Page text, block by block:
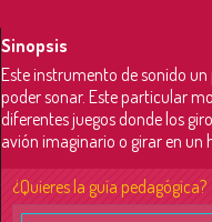
Sinopsis
Este instrumento de sonido
poder sonar. Este particular
diferentes juegos donde los
avión imaginario o girar en un
¿Quieres la guía pedagógica?